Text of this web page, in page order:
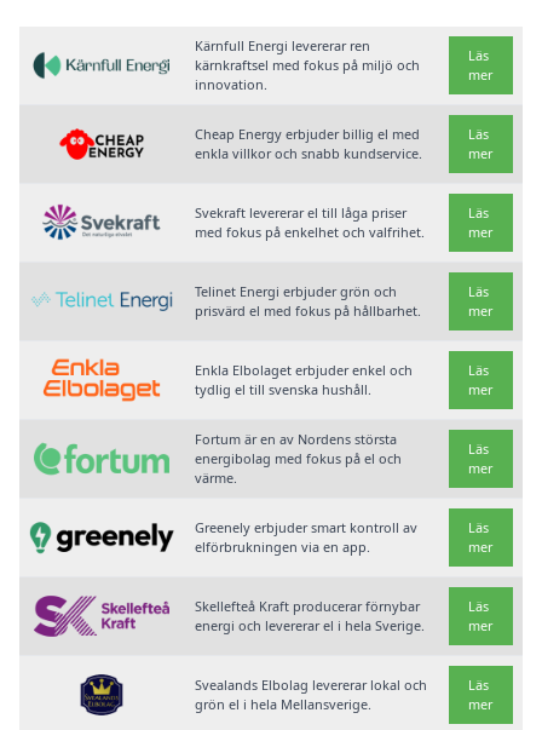
Kärnfull Energi levererar ren
kärnkraftsel med fokus på miljö och
innovation.
Läs
mer
Cheap Energy erbjuder billig el med
enkla villkor och snabb kundservice.
Läs
mer
Svekraft levererar el till låga priser
med fokus på enkelhet och valfrihet.
Läs
mer
Telinet Energi erbjuder grön och
prisvärd el med fokus på hållbarhet.
Läs
mer
Enkla Elbolaget erbjuder enkel och
tydlig el till svenska hushåll.
Läs
mer
Fortum är en av Nordens största
energibolag med fokus på el och
värme.
Läs
mer
Greenely erbjuder smart kontroll av
elförbrukningen via en app.
Läs
mer
Skellefteå Kraft producerar förnybar
energi och levererar el i hela Sverige.
Läs
mer
Svealands Elbolag levererar lokal och
grön el i hela Mellansverige.
Läs
mer